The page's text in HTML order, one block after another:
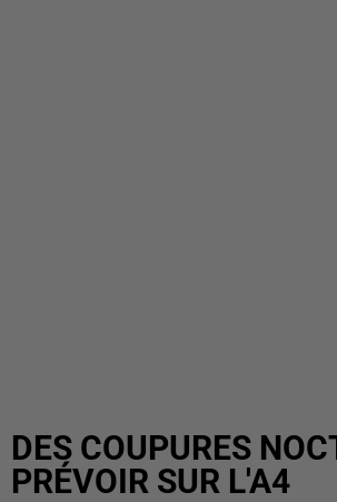
DES COUPURES
PRÉVOIR SUR L'A4